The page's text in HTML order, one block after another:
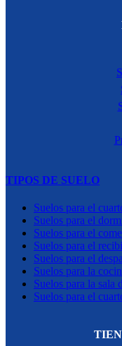
TIPOS DE SUELO
Suelos para el
Suelos para el
Suelos para el
Suelos para el
Suelos para el
Suelos para la
Suelos para la sala
Suelos para el